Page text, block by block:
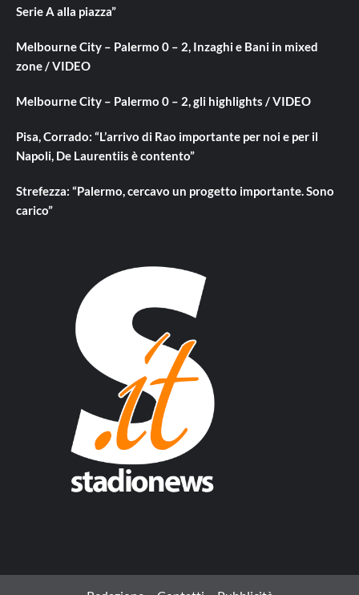
Serie A alla piazza”
Melbourne City – Palermo 0 – 2, Inzaghi e Bani in mixed
zone / VIDEO
Melbourne City – Palermo 0 – 2, gli highlights / VIDEO
Pisa, Corrado: “L’arrivo di Rao importante per noi e per il
Napoli, De Laurentiis è contento”
Strefezza: “Palermo, cercavo un progetto importante. Sono
carico”